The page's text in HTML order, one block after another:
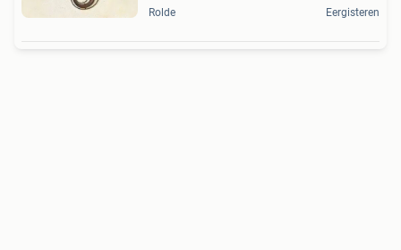
Rolde Eergisteren